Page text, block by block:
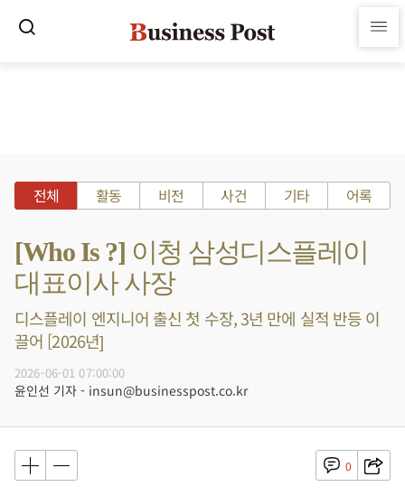
전체 활동 비전 사건 기타 어록
[Who Is ?] 이청 삼성디스플레이
대표이사 사장
디스플레이 엔지니어 출신 첫 수장, 3년 만에 실적 반등 이
끌어 [2026년]
2026-06-01 07:00:00
윤인선 기자 - insun@businesspost.co.kr
0